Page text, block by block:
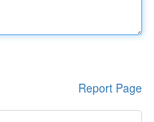
Report Page